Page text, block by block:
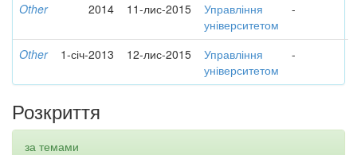
Other 2014 11-лис-2015
Управління
університетом
-
Other 1-січ-2013 12-лис-2015
Управління
університетом
-
Розкриття
за темами